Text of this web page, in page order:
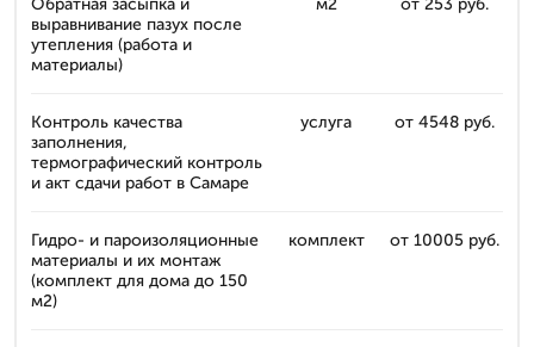
Обратная засыпка и
выравнивание пазух после
утепления (работа и
материалы)
м2 от 253 руб.
Контроль качества
заполнения,
термографический контроль
и акт сдачи работ в Самаре
услуга от 4548 руб.
Гидро- и пароизоляционные
материалы и их монтаж
(комплект для дома до 150
м2)
комплект от 10005 руб.